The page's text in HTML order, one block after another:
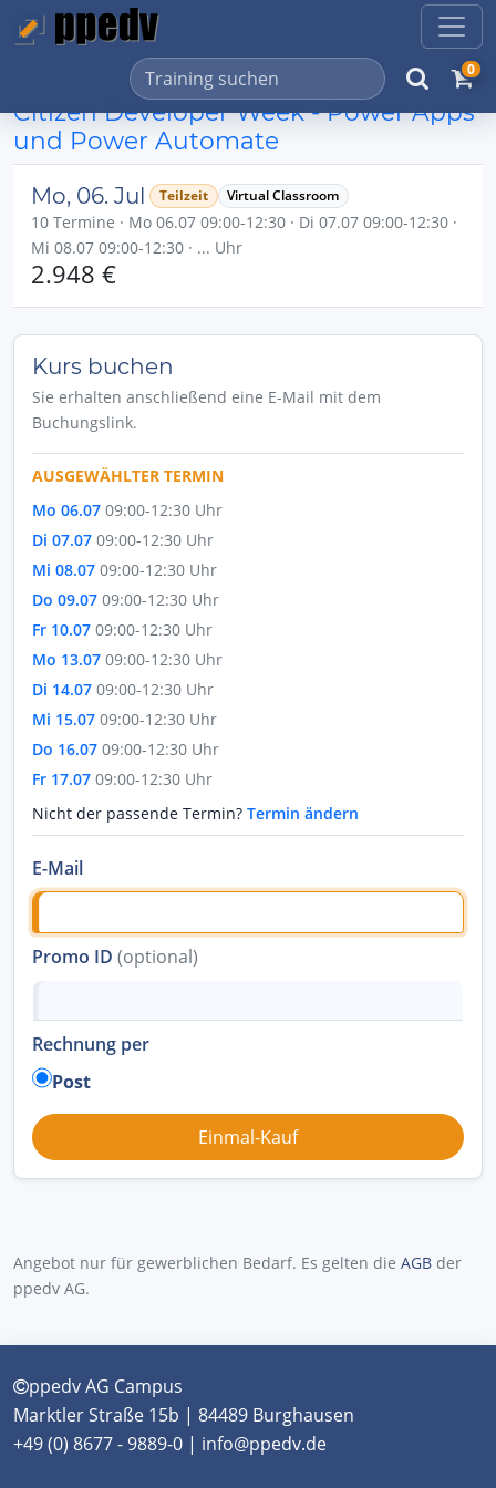
0
Citizen Developer Week - Power Apps
und Power Automate
Mo, 06. Jul Teilzeit Virtual Classroom
10 Termine · Mo 06.07 09:00-12:30 · Di 07.07 09:00-12:30 ·
Mi 08.07 09:00-12:30 · ... Uhr
2.948 €
Kurs buchen
Sie erhalten anschließend eine E-Mail mit dem
Buchungslink.
AUSGEWÄHLTER TERMIN
Mo 06.07 09:00-12:30 Uhr
Di 07.07 09:00-12:30 Uhr
Mi 08.07 09:00-12:30 Uhr
Do 09.07 09:00-12:30 Uhr
Fr 10.07 09:00-12:30 Uhr
Mo 13.07 09:00-12:30 Uhr
Di 14.07 09:00-12:30 Uhr
Mi 15.07 09:00-12:30 Uhr
Do 16.07 09:00-12:30 Uhr
Fr 17.07 09:00-12:30 Uhr
Nicht der passende Termin? Termin ändern
E-Mail
Promo ID (optional)
Rechnung per
Post
Angebot nur für gewerblichen Bedarf. Es gelten die AGB der
ppedv AG.
ppedv AG Campus
Marktler Straße 15b | 84489 Burghausen
+49 (0) 8677 - 9889-0 | info@ppedv.de